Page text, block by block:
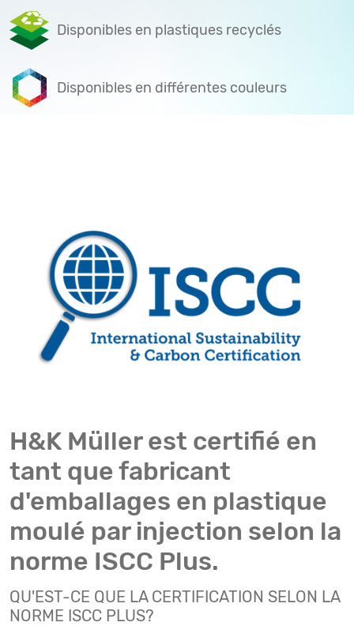
Disponibles en plastiques recyclés
Disponibles en différentes couleurs
H&K Müller est certifié en
tant que fabricant
d'emballages en plastique
moulé par injection selon la
norme ISCC Plus.
QU'EST-CE QUE LA CERTIFICATION SELON LA
NORME ISCC PLUS?